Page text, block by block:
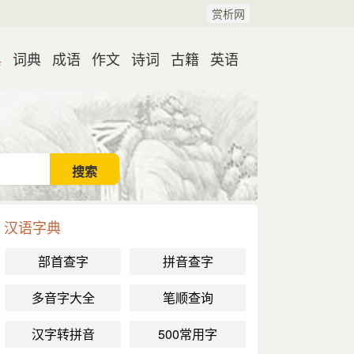
赏析网
词典 成语 作文 诗词 古籍 英语
汉语字典
部首查字
拼音查字
多音字大全
笔顺查询
汉字转拼音
500常用字